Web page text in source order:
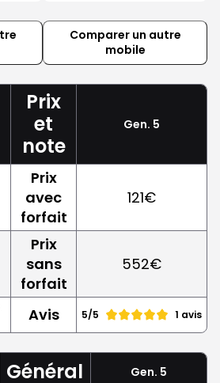
Comparer un autre
mobile
Prix
et
note
Gen. 5
Prix
avec
forfait
121€
Prix
sans
forfait
552€
Avis 5/5 1 avis
Général Gen. 5